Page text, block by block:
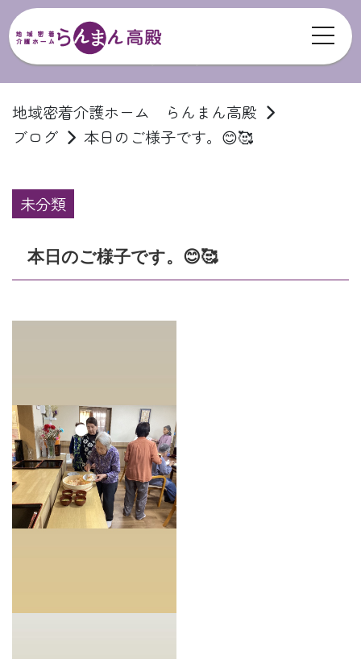
地域密着介護ホーム らんまん高殿
ブログ
本日のご様子です。😊🥰
未分類
本日のご様子です。😊🥰